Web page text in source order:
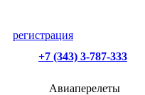
регистрация
+7 (343) 3-787-333
Авиаперелеты